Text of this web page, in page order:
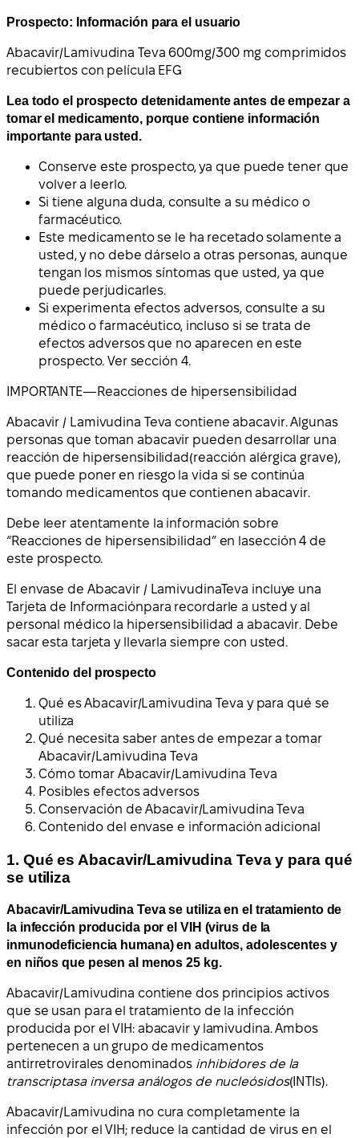
Prospecto: Información para el usuario
Abacavir/Lamivudina Teva 600mg/300 mg comprimidos
recubiertos con película EFG
Lea todo el prospecto detenidamente antes de empezar a
tomar el medicamento, porque contiene información
importante para usted.
Conserve este prospecto, ya que puede tener que
volver a leerlo.
Si tiene alguna duda, consulte a su médico o
farmacéutico.
Este medicamento se le ha recetado solamente a
usted, y no debe dárselo a otras personas, aunque
tengan los mismos síntomas que usted, ya que
puede perjudicarles.
Si experimenta efectos adversos, consulte a su
médico o farmacéutico, incluso si se trata de
efectos adversos que no aparecen en este
prospecto. Ver sección 4.
IMPORTANTE—Reacciones de hipersensibilidad
Abacavir / Lamivudina Teva contiene abacavir. Algunas
personas que toman abacavir pueden desarrollar una
reacción de hipersensibilidad (reacción alérgica grave),
que puede poner en riesgo la vida si se continúa
tomando medicamentos que contienen abacavir.
Debe leer atentamente la información sobre
“Reacciones de hipersensibilidad” en lasección 4 de
este prospecto.
El envase de Abacavir / LamivudinaTeva incluye una
Tarjeta de Informaciónpara recordarle a usted y al
personal médico la hipersensibilidad a abacavir. Debe
sacar esta tarjeta y llevarla siempre con usted.
Contenido del prospecto
Qué es Abacavir/Lamivudina Teva y para qué se
utiliza
Qué necesita saber antes de empezar a tomar
Abacavir/Lamivudina Teva
Cómo tomar Abacavir/Lamivudina Teva
Posibles efectos adversos
Conservación de Abacavir/Lamivudina Teva
Contenido del envase e información adicional
1. Qué es Abacavir/Lamivudina Teva y para qué
se utiliza
Abacavir/Lamivudina Teva se utiliza en el tratamiento de
la infección producida por el VIH (virus de la
inmunodeficiencia humana) en adultos, adolescentes y
en niños que pesen al menos 25 kg.
Abacavir/Lamivudina contiene dos principios activos
que se usan para el tratamiento de la infección
producida por el VIH: abacavir y lamivudina. Ambos
pertenecen a un grupo de medicamentos
antirretrovirales denominados inhibidores de la
transcriptasa inversa análogos de nucleósidos(INTIs).
Abacavir/Lamivudina no cura completamente la
infección por el VIH; reduce la cantidad de virus en el